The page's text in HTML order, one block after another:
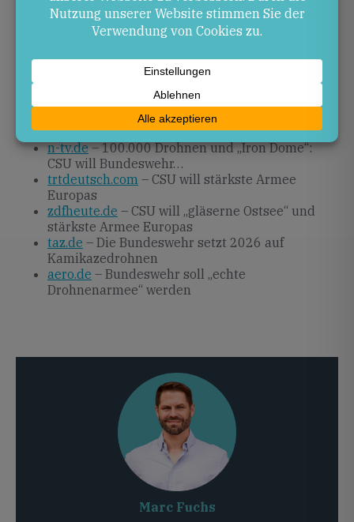
diskutiert und müssen im Bundeshaushalt verankert
werden. Entscheidende Impulse werden der
Verteidigungs- und der Haushaltsausschuss setzen.
Quellen
– CSU will Bundeswehr zur „stärksten
konventionellen Armee Europas“ machen
n-tv.de– 100.000 Drohnen und „Iron Dome“:
CSU will Bundeswehr…
trtdeutsch.com – CSU will stärkste Armee
Europas
zdfheute.de – CSU will „gläserne Ostsee“ und
stärkste Armee Europas
taz.de – Die Bundeswehr setzt 2026 auf
Kamikazedrohnen
aero.de – Bundeswehr soll „echte
Drohnenarmee“ werden
Marc Fuchs